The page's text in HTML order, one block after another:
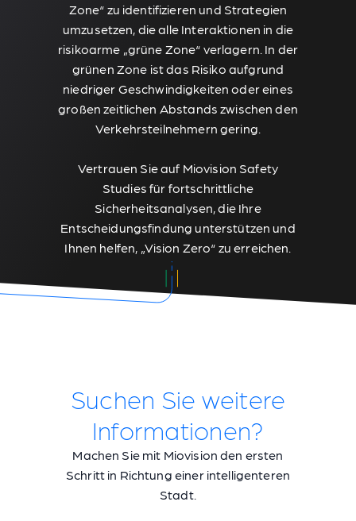
Zone“ zu identifizieren und Strategien
umzusetzen, die alle Interaktionen in die
risikoarme „grüne Zone“ verlagern. In der
grünen Zone ist das Risiko aufgrund
niedriger Geschwindigkeiten oder eines
großen zeitlichen Abstands zwischen den
Verkehrsteilnehmern gering.
Vertrauen Sie auf Miovision Safety
Studies für fortschrittliche
Sicherheitsanalysen, die Ihre
Entscheidungsfindung unterstützen und
Ihnen helfen, „Vision Zero“ zu erreichen.
Suchen Sie weitere
Informationen?
Machen Sie mit Miovision den ersten
Schritt in Richtung einer intelligenteren
Stadt.